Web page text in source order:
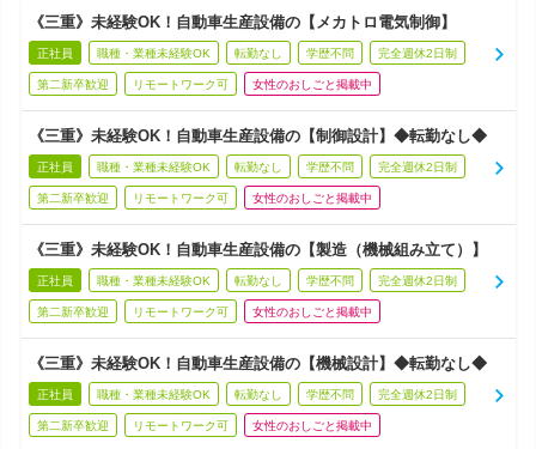
《三重》未経験OK！自動車生産設備の【メカトロ電気制御】
正社員 職種・業種未経験OK 転勤なし 学歴不問 完全週休2日制
第二新卒歓迎 リモートワーク可 女性のおしごと掲載中
《三重》未経験OK！自動車生産設備の【制御設計】◆転勤なし◆
正社員 職種・業種未経験OK 転勤なし 学歴不問 完全週休2日制
第二新卒歓迎 リモートワーク可 女性のおしごと掲載中
《三重》未経験OK！自動車生産設備の【製造（機械組み立て）】
正社員 職種・業種未経験OK 転勤なし 学歴不問 完全週休2日制
第二新卒歓迎 リモートワーク可 女性のおしごと掲載中
《三重》未経験OK！自動車生産設備の【機械設計】◆転勤なし◆
正社員 職種・業種未経験OK 転勤なし 学歴不問 完全週休2日制
第二新卒歓迎 リモートワーク可 女性のおしごと掲載中